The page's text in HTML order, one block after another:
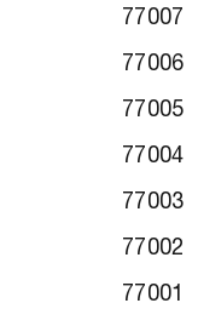
77007
77006
77005
77004
77003
77002
77001